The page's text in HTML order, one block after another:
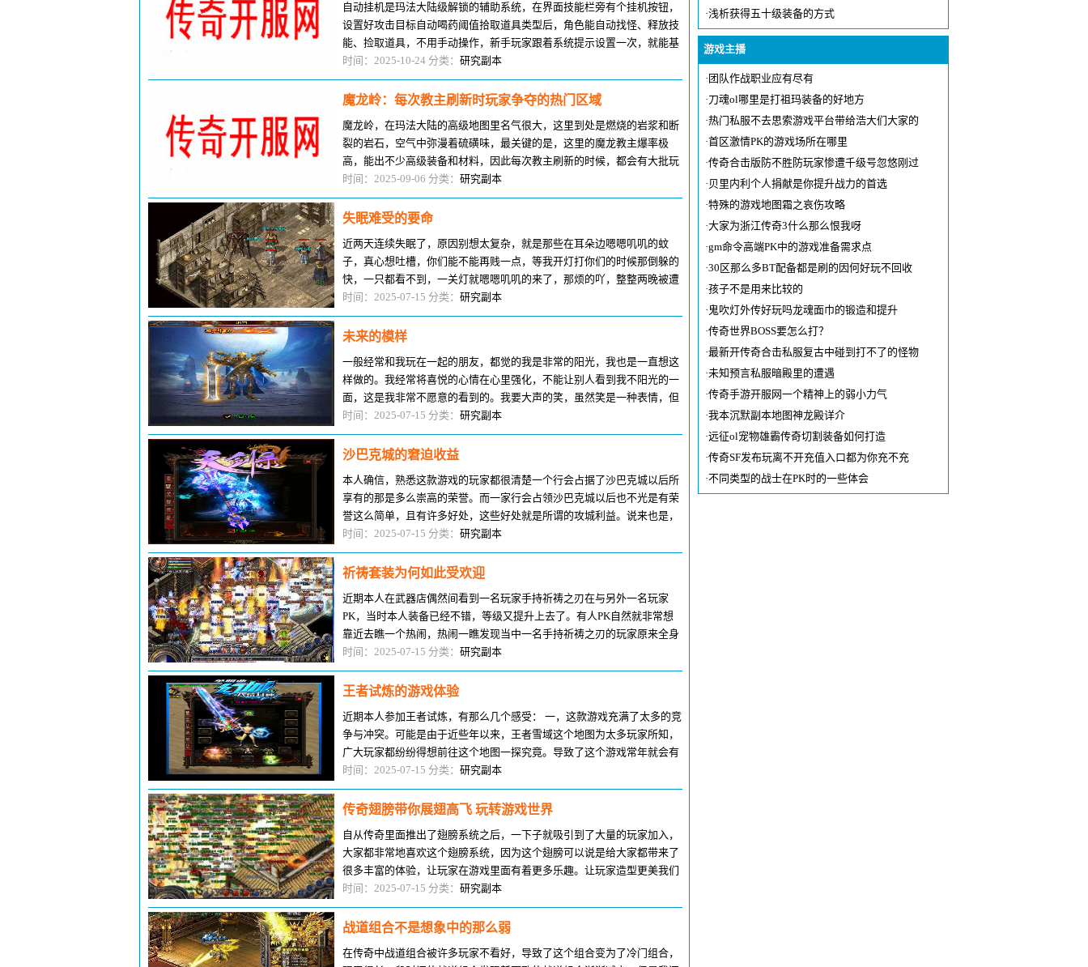
自动挂机是玛法大陆级解锁的辅助系统，在界面技能栏旁有个挂机按钮，
设置好攻击目标自动喝药阈值拾取道具类型后，角色能自动找怪、释放技
能、捡取道具，不用手动操作，新手玩家跟着系统提示设置一次，就能基
本的操作，比如设置只打小怪不打
时间：2025-10-24 分类： 研究副本
魔龙岭：每次教主刷新时玩家争夺的热门区域
魔龙岭，在玛法大陆的高级地图里名气很大，这里到处是燃烧的岩浆和断
裂的岩石，空气中弥漫着硫磺味，最关键的是，这里的魔龙教主爆率极
高，能出不少高级装备和材料，因此每次教主刷新的时候，都会有大批玩
家赶来争夺，场面特别激烈。我第一
时间：2025-09-06 分类： 研究副本
失眠难受的要命
近两天连续失眠了，原因别想太复杂，就是那些在耳朵边嗯嗯叽叽的蚊
子，真心想吐槽，你们能不能再贱一点，等我开灯打你们的时候那倒躲的
快，一只都看不到，一关灯就嗯嗯叽叽的来了，那烦的吖，整整两晚被遭
踏了。 这我就算了，只怪蚊子不懂
时间：2025-07-15 分类： 研究副本
未来的模样
一般经常和我玩在一起的朋友，都觉的我是非常的阳光，我也是一直想这
样做的。我经常将喜悦的心情在心里强化，不能让别人看到我不阳光的一
面，这是我非常不愿意的看到的。我要大声的笑，虽然笑是一种表情，但
是与快乐也无关吧。也许有人这是
时间：2025-07-15 分类： 研究副本
沙巴克城的窘迫收益
本人确信，熟悉这款游戏的玩家都很清楚一个行会占据了沙巴克城以后所
享有的那是多么崇高的荣誉。而一家行会占领沙巴克城以后也不光是有荣
誉这么简单，且有许多好处，这些好处就是所谓的攻城利益。说来也是，
一家行会如此千辛万苦得攻取沙巴
时间：2025-07-15 分类： 研究副本
祈祷套装为何如此受欢迎
近期本人在武器店偶然间看到一名玩家手持祈祷之刃在与另外一名玩家
PK，当时本人装备已经不错，等级又提升上去了。有人PK自然就非常想
靠近去瞧一个热闹，热闹一瞧发现当中一名手持祈祷之刃的玩家原来全身
都是祈祷装备。而那个玩家的PK对手竟
时间：2025-07-15 分类： 研究副本
王者试炼的游戏体验
近期本人参加王者试炼，有那么几个感受： 一，这款游戏充满了太多的竞
争与冲突。可能是由于近些年以来，王者雪域这个地图为太多玩家所知，
广大玩家都纷纷得想前往这个地图一探究竟。导致了这个游戏常年就会有
众多玩家进入，如此以来就导致
时间：2025-07-15 分类： 研究副本
传奇翅膀带你展翅高飞 玩转游戏世界
自从传奇里面推出了翅膀系统之后，一下子就吸引到了大量的玩家加入，
大家都非常地喜欢这个翅膀系统，因为这个翅膀可以说是给大家都带来了
很多丰富的体验，让玩家在游戏里面有着更多乐趣。让玩家造型更美我们
可以看到首先是这个翅膀的出现，
时间：2025-07-15 分类： 研究副本
战道组合不是想象中的那么弱
在传奇中战道组合被许多玩家不看好，导致了这个组合变为了冷门组合，
·浅析获得五十级装备的方式
游戏主播
· 团队作战职业应有尽有
·刀魂ol哪里是打祖玛装备的好地方
·热门私服不去思索游戏平台带给浩大们大家的
·首区激情PK的游戏场所在哪里
·传奇合击版防不胜防玩家惨遭千级号忽悠刚过
· 贝里内利个人捐献是你提升战力的首选
·特殊的游戏地图霜之哀伤攻略
·大家为浙江传奇3什么那么恨我呀
·gm命令高端PK中的游戏准备需求点
·30区那么多BT配备都是刷的因何好玩不回收
·孩子不是用来比较的
· 鬼吹灯外传好玩吗龙魂面巾的锻造和提升
·传奇世界BOSS要怎么打？
·最新开传奇合击私服复古中碰到打不了的怪物
·未知预言私服暗殿里的遭遇
·传奇手游开服网一个精神上的弱小力气
·我本沉默副本地图神龙殿详介
·远征ol宠物雄霸传奇切割装备如何打造
·传奇SF发布玩离不开充值入口都为你充不充
·不同类型的战士在PK时的一些体会